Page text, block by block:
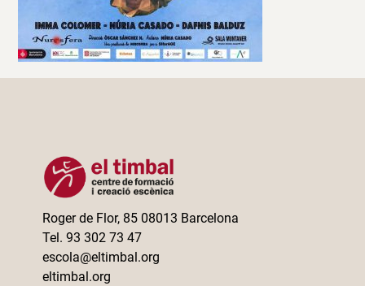
Roger de Flor, 85 08013 Barcelona
Tel. 93 302 73 47
escola@eltimbal.org
eltimbal.org